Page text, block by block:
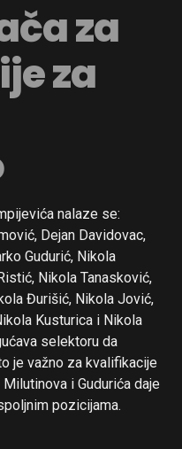
za
za
nalaze se:
Dejan Davidovac,
Gudurić, Nikola
Nikola Tanasković,
Đurišić, Nikola Jović,
Kusturica i Nikola
selektoru da
je važno za kvalifikacije
i Gudurića daje
pozicijama.